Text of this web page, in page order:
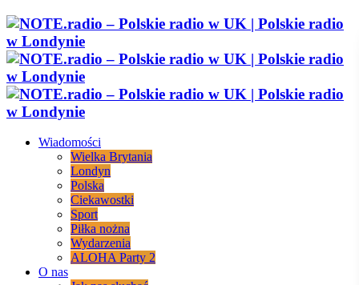
Wiadomości
Wielka Brytania
Londyn
Polska
Ciekawostki
Sport
Piłka nożna
Wydarzenia
ALOHA Party 2
O nas